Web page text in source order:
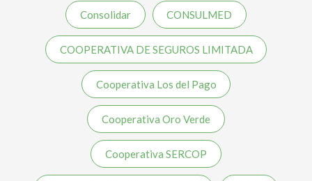
Consolidar CONSULMED
COOPERATIVA DE SEGUROS LIMITADA
Cooperativa Los del Pago
Cooperativa Oro Verde
Cooperativa SERCOP